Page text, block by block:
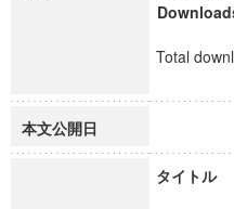
Total
本文公開日
タイトル